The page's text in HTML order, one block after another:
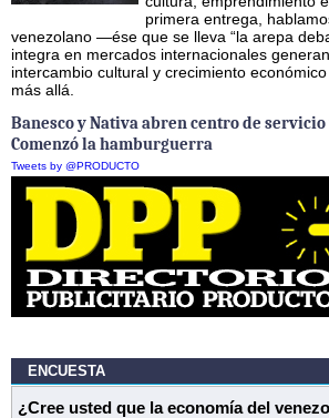
primera entrega,
venezolano —ése que se lleva “la arepa
integra en mercados internacionales
intercambio cultural y crecimiento
más allá.
Banesco y Nativa abren centro de
Comenzó la hamburguerra
Tweets by @PRODUCTO
ENCUESTA
¿Cree usted que la economía del